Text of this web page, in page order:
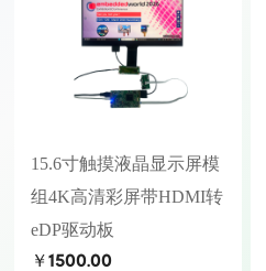
15.6寸触摸液晶显示屏模
组4K高清彩屏带HDMI转
eDP驱动板
￥1500.00